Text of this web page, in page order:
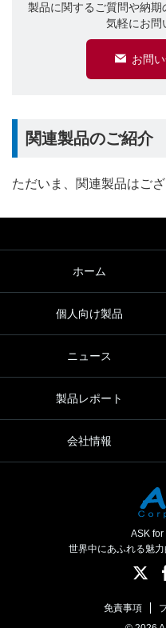
製品に関するご質問や納
気軽にお問
お問
関連製品のご紹介
ただいま、関連製品はござ
ホーム
個人向け製品
ニュース
製品レポート
会社情報
ASK
世界中にあふれる魅
免責事項